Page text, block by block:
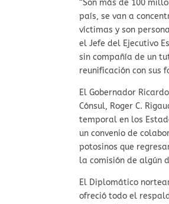
“Son más de 100
país, se van a
víctimas y son
el Jefe del Ejecutivo
sin compañía de un
reunificación con sus
El Gobernador
Cónsul, Roger C.
temporal en los
un convenio de
potosinos que
la comisión de algún
El Diplomático
ofreció todo el